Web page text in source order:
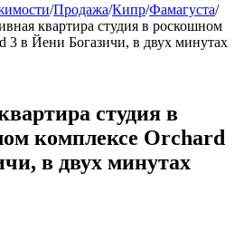
/Продажа/Кипр/Фамагуста/
квартира студия в роскошном
3 в Йени Богазичи, в двух минутах
студия в
комплексе Orchard
в двух минутах